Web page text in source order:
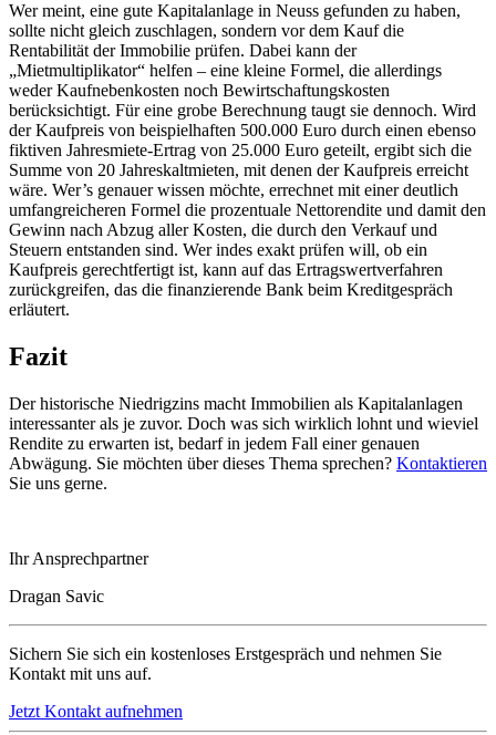
Wer meint, eine gute Kapitalanlage in Neuss gefunden zu haben,
sollte nicht gleich zuschlagen, sondern vor dem Kauf die
Rentabilität der Immobilie prüfen. Dabei kann der
„Mietmultiplikator“ helfen – eine kleine Formel, die allerdings
weder Kaufnebenkosten noch Bewirtschaftungskosten
berücksichtigt. Für eine grobe Berechnung taugt sie dennoch. Wird
der Kaufpreis von beispielhaften 500.000 Euro durch einen ebenso
fiktiven Jahresmiete-Ertrag von 25.000 Euro geteilt, ergibt sich die
Summe von 20 Jahreskaltmieten, mit denen der Kaufpreis erreicht
wäre. Wer’s genauer wissen möchte, errechnet mit einer deutlich
umfangreicheren Formel die prozentuale Nettorendite und damit den
Gewinn nach Abzug aller Kosten, die durch den Verkauf und
Steuern entstanden sind. Wer indes exakt prüfen will, ob ein
Kaufpreis gerechtfertigt ist, kann auf das Ertragswertverfahren
zurückgreifen, das die finanzierende Bank beim Kreditgespräch
erläutert.
Fazit
Der historische Niedrigzins macht Immobilien als Kapitalanlagen
interessanter als je zuvor. Doch was sich wirklich lohnt und wieviel
Rendite zu erwarten ist, bedarf in jedem Fall einer genauen
Abwägung. Sie möchten über dieses Thema sprechen? Kontaktieren
Sie uns gerne.
Ihr Ansprechpartner
Dragan Savic
Sichern Sie sich ein kostenloses Erstgespräch und nehmen Sie
Kontakt mit uns auf.
Jetzt Kontakt aufnehmen